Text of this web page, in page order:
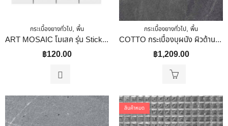
กระเบื้องยางทั่วไป, พื้น
ART MOSAIC โมเสค รุ่น Stick Matte White ขนาด 298 X 294 X 5.5 Mm.
฿120.00
กระเบื้องยางทั่วไป, พื้น
COTTO กระเบื้องบุผนัง ผิวด้าน 60×60 Cm. (24″X24″) เอ็ม-สโตน กราไฟต์ ตัดขอบ
฿1,209.00
สินค้าหมด